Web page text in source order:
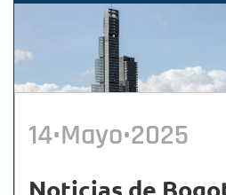
14•Mayo•2025
Noticias de